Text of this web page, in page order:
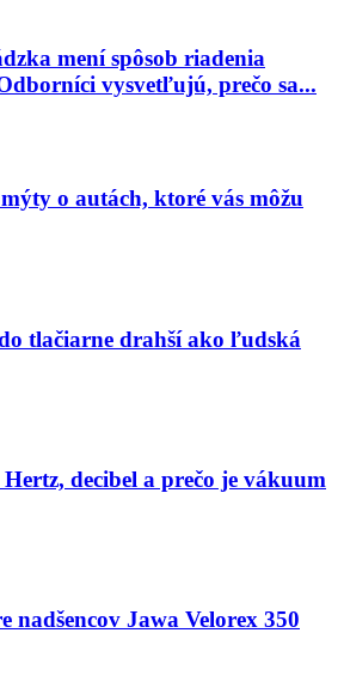
mení spôsob riadenia
vysvetľujú, prečo sa...
o autách, ktoré vás môžu
tlačiarne drahší ako ľudská
decibel a prečo je vákuum
nadšencov Jawa Velorex 350